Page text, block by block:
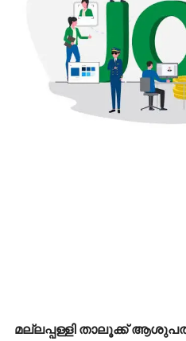
മല്ലപ്പള്ളി താലൂക്ക്